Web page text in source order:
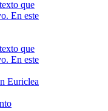
Euriclea